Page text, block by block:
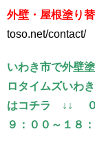
外壁・屋根塗り
toso.net/contact/
いわき市で外壁
ロタイムズいわ
はコチラ ↓↓ ０
９：００～１８